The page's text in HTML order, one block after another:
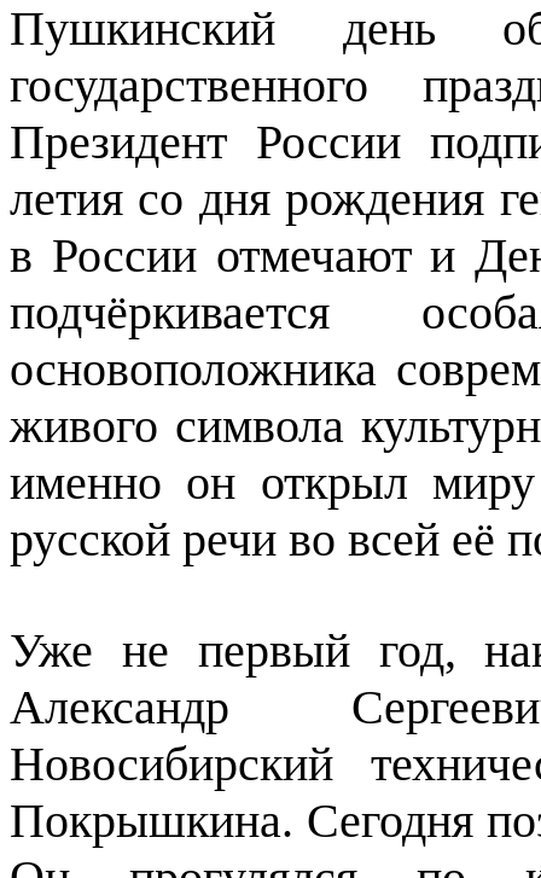
Пушкинский день
государственного
Президент России
летия со дня рождения
в России отмечают и
подчёркивается
основоположника
живого символа
именно он открыл миру
русской речи во всей её
Уже не первый год,
Александр
Новосибирский
Покрышкина. Сегодня